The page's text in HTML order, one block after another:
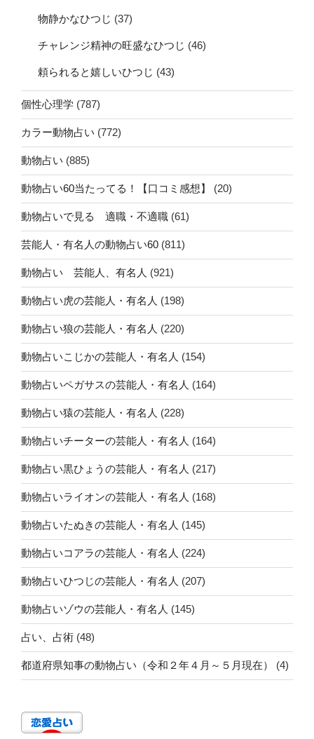
物静かなひつじ (37)
チャレンジ精神の旺盛なひつじ (46)
頼られると嬉しいひつじ (43)
個性心理学 (787)
カラー動物占い (772)
動物占い (885)
動物占い60当たってる！【口コミ感想】 (20)
動物占いで見る 適職・不適職 (61)
芸能人・有名人の動物占い60 (811)
動物占い 芸能人、有名人 (921)
動物占い虎の芸能人・有名人 (198)
動物占い狼の芸能人・有名人 (220)
動物占いこじかの芸能人・有名人 (154)
動物占いペガサスの芸能人・有名人 (164)
動物占い猿の芸能人・有名人 (228)
動物占いチーターの芸能人・有名人 (164)
動物占い黒ひょうの芸能人・有名人 (217)
動物占いライオンの芸能人・有名人 (168)
動物占いたぬきの芸能人・有名人 (145)
動物占いコアラの芸能人・有名人 (224)
動物占いひつじの芸能人・有名人 (207)
動物占いゾウの芸能人・有名人 (145)
占い、占術 (48)
都道府県知事の動物占い（令和２年４月～５月現在） (4)